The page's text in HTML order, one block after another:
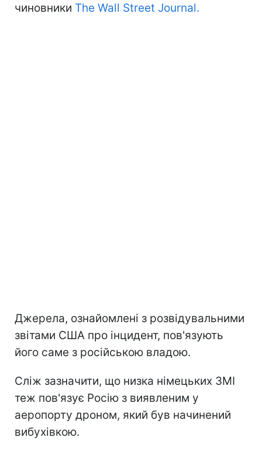
чиновники The Wall Street Journal.
Джерела, ознайомлені з розвідувальними
звітами США про інцидент, пов'язують
його саме з російською владою.
Сліж зазначити, що низка німецьких ЗМІ
теж пов'язує Росію з виявленим у
аеропорту дроном, який був начинений
вибухівкою.